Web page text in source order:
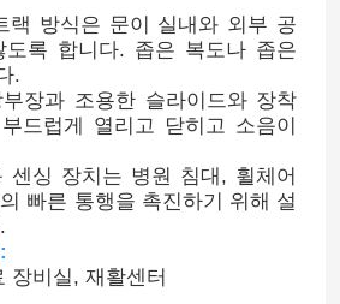
랙 방식은 문이 실내와 외부 공
도록 합니다. 좁은 복도나 좁은
.
부장과 조용한 슬라이드와 장착
드럽게 열리고 닫히고 소음이
센싱 장치는 병원 침대, 휠체어
빠른 통행을 촉진하기 위해 설
장비실, 재활센터